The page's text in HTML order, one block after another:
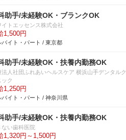
助手/未経験OK・ブランクOK
イトエッセンス株式会社
1,500円
バイト・パート / 東京都
助手/未経験OK・扶養内勤務OK
法人社団ふれあいヘルスケア 横浜山手デンタルク
ック
1,250円
バイト・パート / 神奈川県
助手/未経験OK・扶養内勤務OK
ない歯科医院
1,320円～1,500円